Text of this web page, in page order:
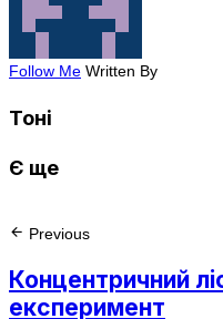
Follow Me Written By
Тоні
Є ще
Previous
Концентричний
експеримент